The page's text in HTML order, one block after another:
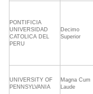
PONTIFICIA
UNIVERSIDAD
CATOLICA DEL
PERU
Decimo
Superior
UNIVERSITY OF
PENNSYLVANIA
Magna Cum
Laude